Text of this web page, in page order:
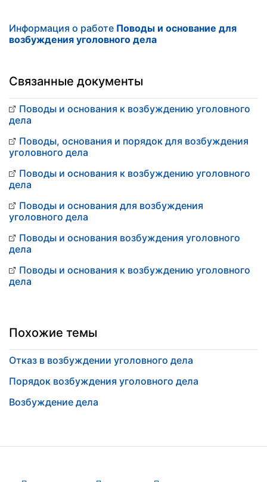
Информация о работе Поводы и основание для
возбуждения уголовного дела
Связанные документы
Поводы и основания к возбуждению уголовного
дела
Поводы, основания и порядок для возбуждения
уголовного дела
Поводы и основания к возбуждению уголовного
дела
Поводы и основания для возбуждения
уголовного дела
Поводы и основания возбуждения уголовного
дела
Поводы и основания к возбуждению уголовного
дела
Похожие темы
Отказ в возбуждении уголовного дела
Порядок возбуждения уголовного дела
Возбуждение дела